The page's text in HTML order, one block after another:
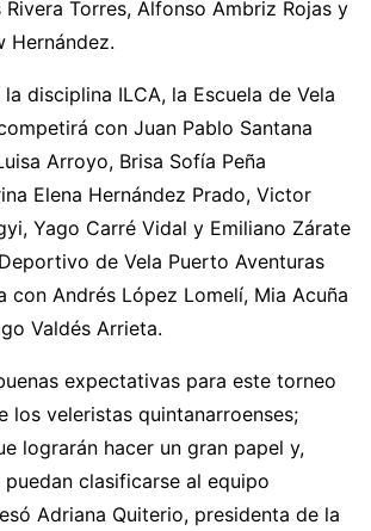
Rivera Torres, Alfonso Ambriz Rojas y
Hernández.
disciplina ILCA, la Escuela de Vela
con Juan Pablo Santana
Arroyo, Brisa Sofía Peña
Elena Hernández Prado, Victor
Yago Carré Vidal y Emiliano Zárate
de Vela Puerto Aventuras
con Andrés López Lomelí, Mia Acuña
Valdés Arrieta.
expectativas para este torneo
los veleristas quintanarroenses;
lograrán hacer un gran papel y,
clasificarse al equipo
Adriana Quiterio, presidenta de la